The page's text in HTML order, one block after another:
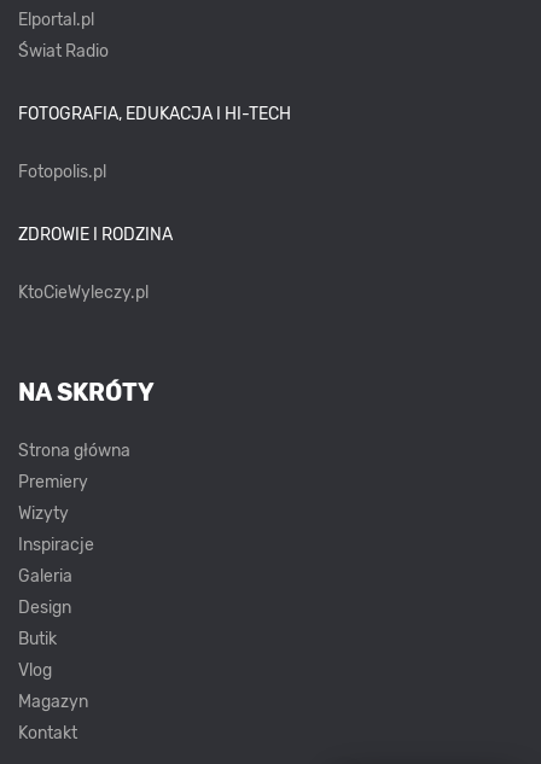
Elportal.pl
Świat Radio
FOTOGRAFIA, EDUKACJA I HI-TECH
Fotopolis.pl
ZDROWIE I RODZINA
KtoCieWyleczy.pl
NA SKRÓTY
Strona główna
Premiery
Wizyty
Inspiracje
Galeria
Design
Butik
Vlog
Magazyn
Kontakt